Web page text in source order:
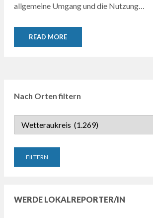
allgemeine Umgang und die Nutzung…
READ MORE
Nach Orten filtern
WERDE LOKALREPORTER/IN